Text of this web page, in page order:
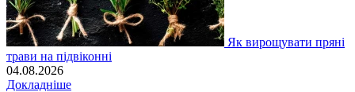
Як вирощувати пряні
трави на підвіконні
04.08.2026
Докладніше